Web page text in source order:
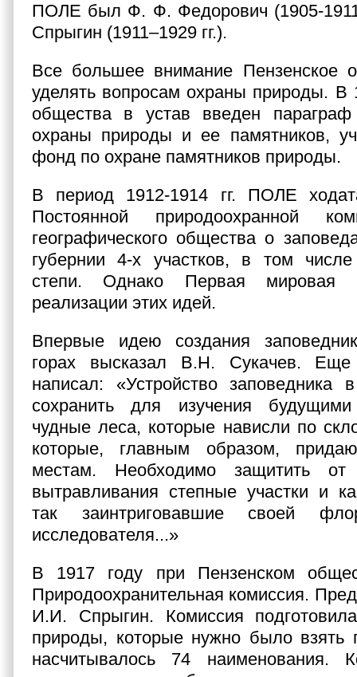
ПОЛЕ был Ф. Ф. Федорович (1905-
Спрыгин (1911–1929 гг.).
Все большее внимание Пензенское
уделять вопросам охраны природы. В
общества в устав введен
охраны природы и ее памятников,
фонд по охране памятников природы.
В период 1912-1914 гг. ПОЛЕ
Постоянной природоохранной
географического общества о
губернии 4-х участков, в том
степи. Однако Первая мировая
реализации этих идей.
Впервые идею создания
горах высказал В.Н. Сукачев.
написал: «Устройство заповедника
сохранить для изучения
чудные леса, которые нависли по
которые, главным образом,
местам. Необходимо защитить
вытравливания степные участки и
так заинтриговавшие своей
исследователя...»
В 1917 году при Пензенском
Природоохранительная комиссия.
И.И. Спрыгин. Комиссия
природы, которые нужно было взять
насчитывалось 74 наименования.